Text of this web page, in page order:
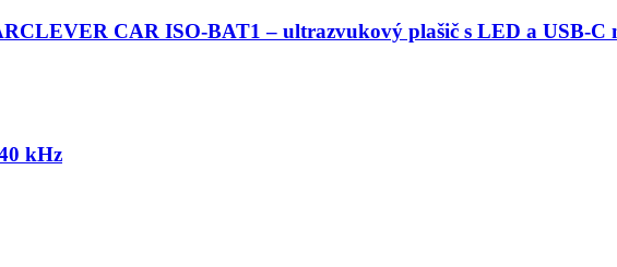
CAR ISO-BAT1 – ultrazvukový plašič s LED a USB-C
kHz